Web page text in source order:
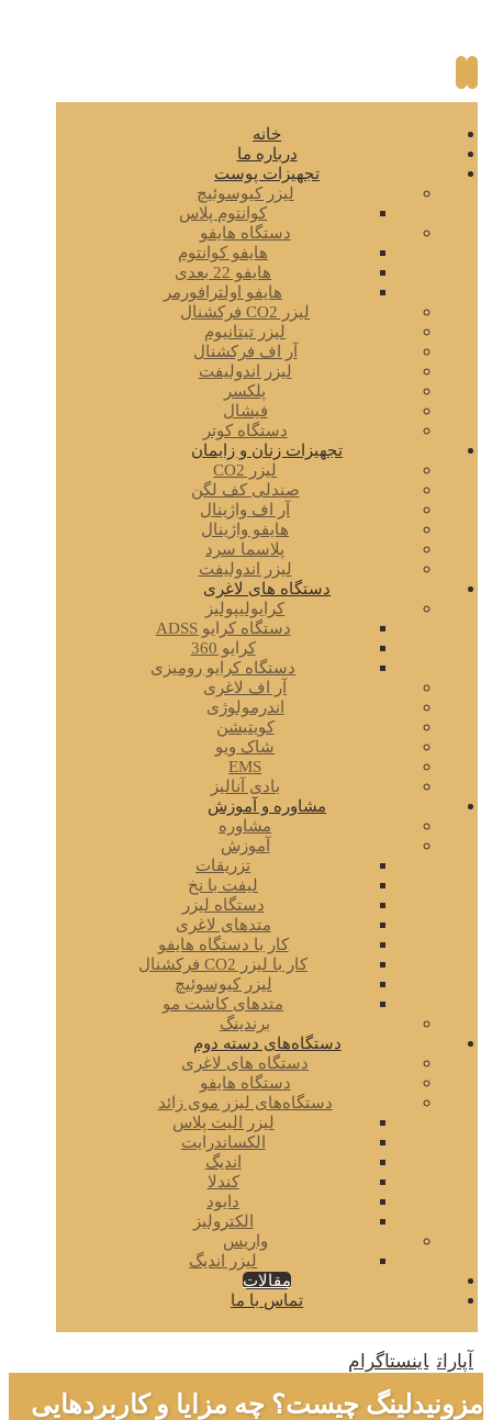
خانه
درباره ما
تجهیزات پوست
لیزر کیوسوئیچ
کوانتوم پلاس
دستگاه هایفو
هایفو کوانتوم
هایفو 22 بعدی
هایفو اولترافورمر
لیزر CO2 فرکشنال
لیزر تیتانیوم
آر اف فرکشنال
لیزر اندولیفت
پلکسر
فیشال
دستگاه کوتر
تجهیزات زنان و زایمان
لیزر CO2
صندلی کف لگن
آر اف واژینال
هایفو واژینال
پلاسما سرد
لیزر اندولیفت
دستگاه های لاغری
کرایولیپولیز
دستگاه کرایو ADSS
کرایو 360
دستگاه کرایو رومیزی
آر اف لاغری
اندرمولوژی
کویتیشن
شاک ویو
EMS
بادی آنالیز
مشاوره و آموزش
مشاوره
آموزش
تزریقات
لیفت با نخ
دستگاه لیزر
متدهای لاغری
کار با دستگاه هایفو
کار با لیزر CO2 فرکشنال
لیزر کیوسوئیچ
متدهای کاشت مو
برندینگ
دستگاه‌های دسته دوم
دستگاه های لاغری
دستگاه هایفو
دستگاه‌های لیزر موی زائد
لیزر الیت پلاس
الکساندرایت
اندیگ
کندلا
دایود
الکترولیز
واریس
لیزر اندیگ
مقالات
تماس با ما
آپارات اینستاگرام
مزونیدلینگ چیست؟ چه مزایا و کاربردهایی